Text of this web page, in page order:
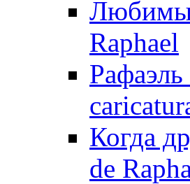
Raphael
Рафаэль
Когда
de